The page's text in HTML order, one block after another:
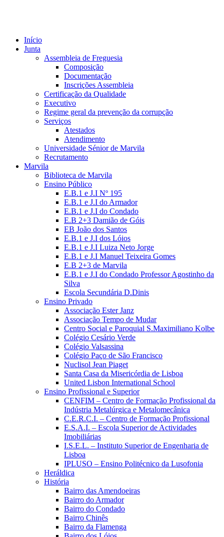
Início
Junta
Assembleia de Freguesia
Composição
Documentação
Inscrições Assembleia
Certificação da Qualidade
Executivo
Regime geral da prevenção da corrupção
Serviços
Atestados
Atendimento
Universidade Sénior de Marvila
Recrutamento
Marvila
Biblioteca de Marvila
Ensino Público
E.B.1 e J.I Nº 195
E.B.1 e J.I do Armador
E.B.1 e J.I do Condado
E.B 2+3 Damião de Góis
EB João dos Santos
E.B.1 e J.I dos Lóios
E.B.1 e J.I Luiza Neto Jorge
E.B.1 e J.I Manuel Teixeira Gomes
E.B 2+3 de Marvila
E.B.1 e J.I do Condado Professor Agostinho da
Silva
Escola Secundária D.Dinis
Ensino Privado
Associação Ester Janz
Associação Tempo de Mudar
Centro Social e Paroquial S.Maximiliano Kolbe
Colégio Cesário Verde
Colégio Valsassina
Colégio Paço de São Francisco
Nuclisol Jean Piaget
Santa Casa da Misericórdia de Lisboa
United Lisbon International School
Ensino Profissional e Superior
CENFIM – Centro de Formação Profissional da
Indústria Metalúrgica e Metalomecânica
C.E.R.C.I. – Centro de Formação Profissional
E.S.A.I. – Escola Superior de Actividades
Imobiliárias
I.S.E.L. – Instituto Superior de Engenharia de
Lisboa
IPLUSO – Ensino Politécnico da Lusofonia
Heráldica
História
Bairro das Amendoeiras
Bairro do Armador
Bairro do Condado
Bairro Chinês
Bairro da Flamenga